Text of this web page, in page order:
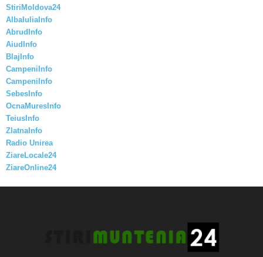
StiriMoldova24
AlbaIuliaInfo
AbrudInfo
AiudInfo
BlajInfo
CampeniInfo
CampeniInfo
SebesInfo
OcnaMuresInfo
TeiusInfo
ZlatnaInfo
Radio Unirea
ZiareLocale24
ZiareOnline24